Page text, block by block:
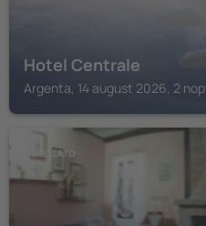
Hotel Centrale
Argenta, 14 august 2026, 2
OSTELLATO